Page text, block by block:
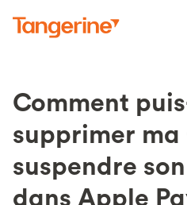
Comment
supprimer
suspendre
dans Apple